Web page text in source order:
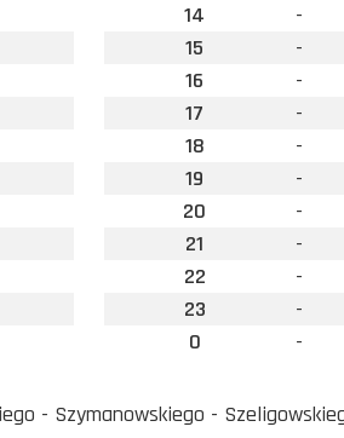
14
-
15
-
16
-
17
-
18
-
19
-
20
-
21
-
22
-
23
-
0
-
- Szymanowskiego -